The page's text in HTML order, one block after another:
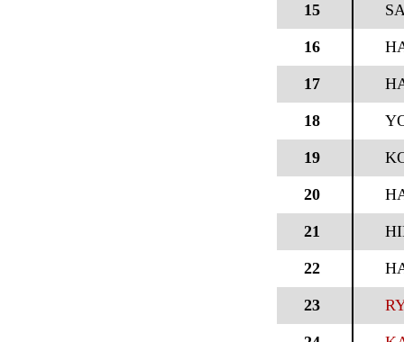
15
16
17
18
19
20
21
22
23